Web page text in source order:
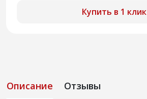
Купить в 1 клик
Описание Отзывы